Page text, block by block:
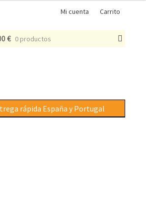
Mi cuenta Carrito
€ 0 productos
rápida España y Portugal